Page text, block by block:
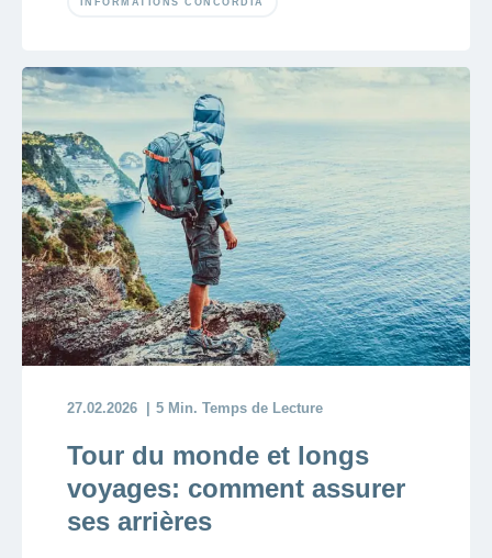
INFORMATIONS CONCORDIA
27.02.2026 5 Min. Temps de Lecture
Tour du monde et longs
voyages: comment assurer
ses arrières